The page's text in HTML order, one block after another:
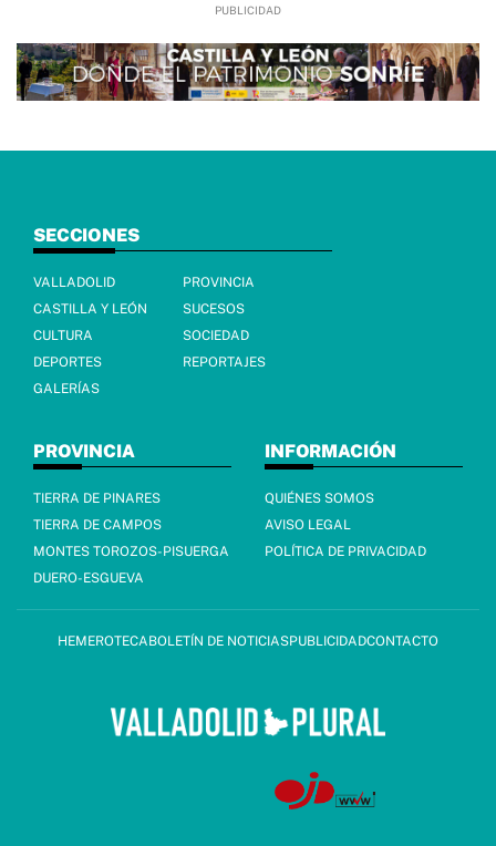
SECCIONES
VALLADOLID
PROVINCIA
CASTILLA Y LEÓN
SUCESOS
CULTURA
SOCIEDAD
DEPORTES
REPORTAJES
GALERÍAS
PROVINCIA
TIERRA DE PINARES
TIERRA DE CAMPOS
MONTES TOROZOS-PISUERGA
DUERO-ESGUEVA
INFORMACIÓN
QUIÉNES SOMOS
AVISO LEGAL
POLÍTICA DE PRIVACIDAD
HEMEROTECABOLETÍN DE NOTICIASPUBLICIDADCONTACTO